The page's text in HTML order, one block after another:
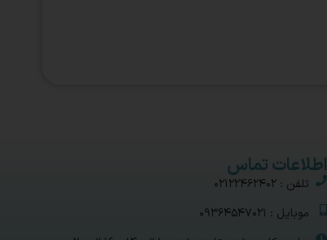
اطلاعات تماس
تلفن : 02122462402
موبایل : 09364547021